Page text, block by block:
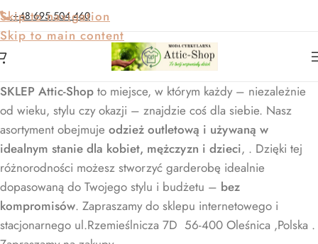
Skip to navigation
Skip to main content
+48 695 504 460
SKLEP Attic-Shop to miejsce, w którym każdy – niezależnie
od wieku, stylu czy okazji – znajdzie coś dla siebie. Nasz
asortyment obejmuje odzież outletową i używaną w
idealnym stanie dla kobiet, mężczyzn i dzieci, . Dzięki tej
różnorodności możesz stworzyć garderobę idealnie
dopasowaną do Twojego stylu i budżetu – bez
kompromisów. Zapraszamy do sklepu internetowego i
stacjonarnego ul.Rzemieślnicza 7D 56-400 Oleśnica ,Polska .